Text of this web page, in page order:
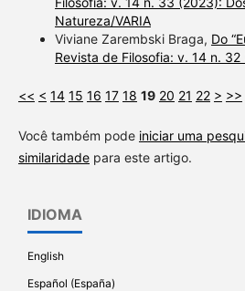
Natureza/VARIA
Viviane Zarembski Braga, Do
Revista de Filosofia: v. 14 n.
<< < 14 15 16 17 18 19 20 21 22 > >>
Você também pode iniciar uma
similaridadepara este artigo.
IDIOMA
English
Español (España)